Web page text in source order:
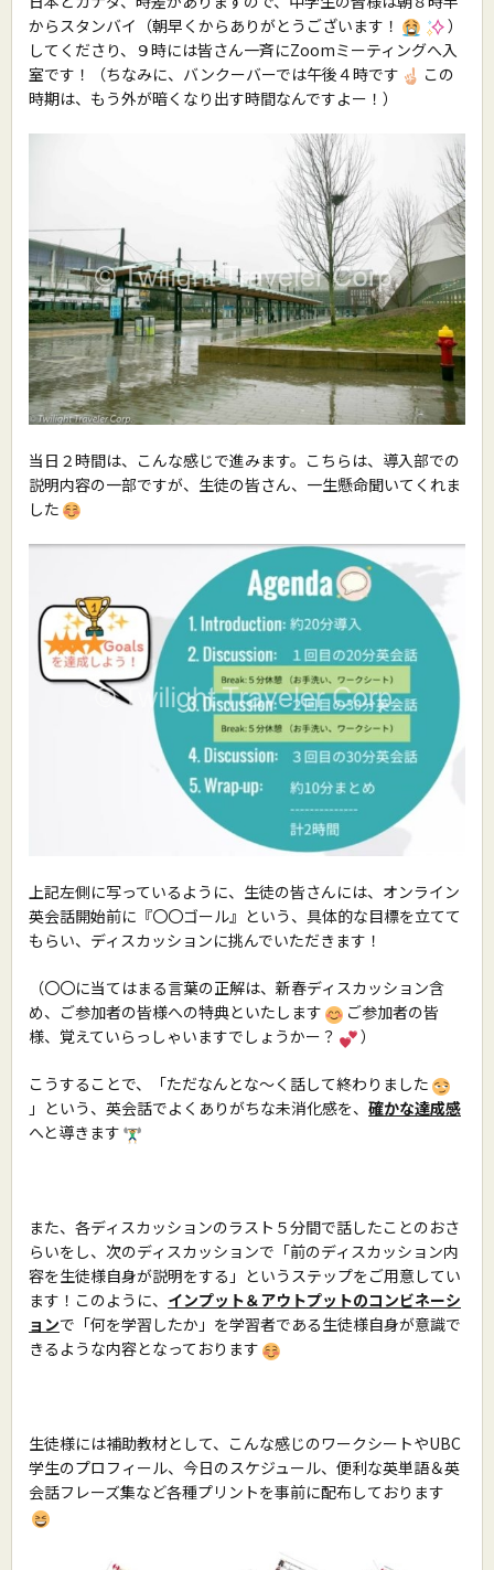
からスタンバイ（朝早くからありがとうございます！
）
してくださり、９時には皆さん一斉にZoomミーティングへ入
室です！（ちなみに、バンクーバーでは午後４時です
この
時期は、もう外が暗くなり出す時間なんですよー！）
当日２時間は、こんな感じで進みます。こちらは、導入部での
説明内容の一部ですが、生徒の皆さん、一生懸命聞いてくれま
した
上記左側に写っているように、生徒の皆さんには、オンライン
英会話開始前に『〇〇ゴール』という、具体的な目標を立てて
もらい、ディスカッションに挑んでいただきます！
（〇〇に当てはまる言葉の正解は、新春ディスカッション含
め、ご参加者の皆様への特典といたします
ご参加者の皆
様、覚えていらっしゃいますでしょうかー？
）
こうすることで、「ただなんとな〜く話して終わりました
」という、英会話でよくありがちな未消化感を、 確かな達成感
へと導きます
また、各ディスカッションのラスト５分間で話したことのおさ
らいをし、次のディスカッションで「前のディスカッション内
容を生徒様自身が説明をする」というステップをご用意してい
ます！このように、 インプット＆アウトプットのコンビネーシ
ョンで「何を学習したか」を学習者である生徒様自身が意識で
きるような内容となっております
生徒様には補助教材として、こんな感じのワークシートやUBC
学生のプロフィール、今日のスケジュール、便利な英単語＆英
会話フレーズ集など各種プリントを事前に配布しております